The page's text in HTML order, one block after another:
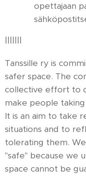
opettajaan
|||||||
Tanssille ry is
safer space. The
collective effort to
make people
It is an aim to take
situations and to
tolerating them.
"safe" because we
space cannot be